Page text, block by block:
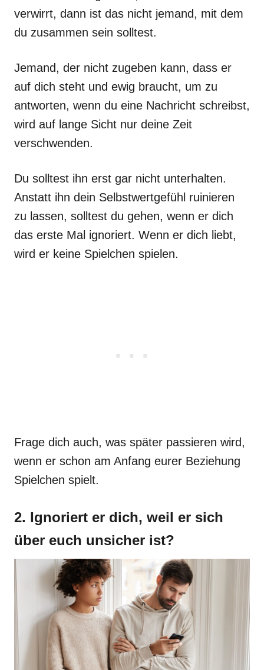
verwirrt, dann ist das nicht jemand, mit dem
du zusammen sein solltest.
Jemand, der nicht zugeben kann, dass er
auf dich steht und ewig braucht, um zu
antworten, wenn du eine Nachricht schreibst,
wird auf lange Sicht nur deine Zeit
verschwenden.
Du solltest ihn erst gar nicht unterhalten.
Anstatt ihn dein Selbstwertgefühl ruinieren
zu lassen, solltest du gehen, wenn er dich
das erste Mal ignoriert. Wenn er dich liebt,
wird er keine Spielchen spielen.
Frage dich auch, was später passieren wird,
wenn er schon am Anfang eurer Beziehung
Spielchen spielt.
2. Ignoriert er dich, weil er sich
über euch unsicher ist?